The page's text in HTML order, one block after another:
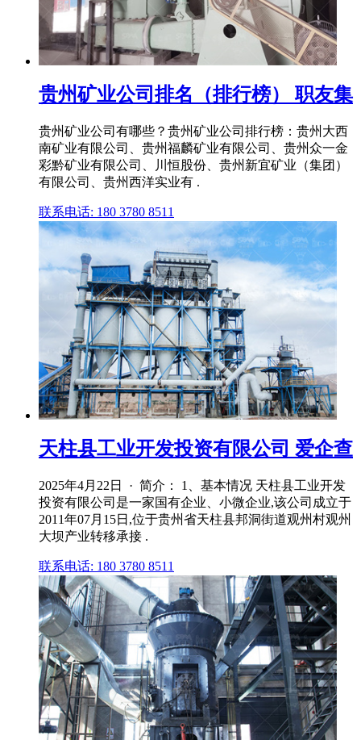
贵州矿业公司排名（排行榜） 职友集
贵州矿业公司有哪些？贵州矿业公司排行榜：贵州大西
南矿业有限公司、贵州福麟矿业有限公司、贵州众一金
彩黔矿业有限公司、川恒股份、贵州新宜矿业（集团）
有限公司、贵州西洋实业有 .
联系电话: 180 3780 8511
天柱县工业开发投资有限公司 爱企查
2025年4月22日 · 简介： 1、基本情况 天柱县工业开发
投资有限公司是一家国有企业、小微企业,该公司成立于
2011年07月15日,位于贵州省天柱县邦洞街道观州村观州
大坝产业转移承接 .
联系电话: 180 3780 8511